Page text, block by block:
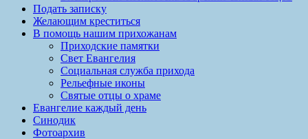
Подать записку
Желающим креститься
В помощь нашим прихожанам
Приходские памятки
Свет Евангелия
Социальная служба прихода
Рельефные иконы
Святые отцы о храме
Евангелие каждый день
Синодик
Фотоархив